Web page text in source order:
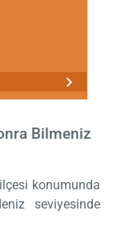
Bilmeniz
konumunda
seviyesinde